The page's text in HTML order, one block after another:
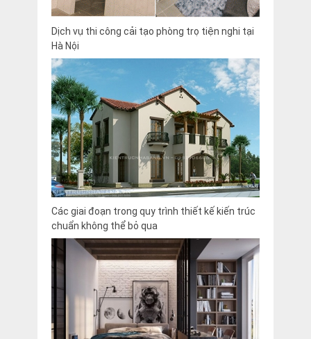
Dịch vụ thi công cải tạo phòng trọ tiện nghi tại
Hà Nội
Các giai đoạn trong quy trình thiết kế kiến trúc
chuẩn không thể bỏ qua